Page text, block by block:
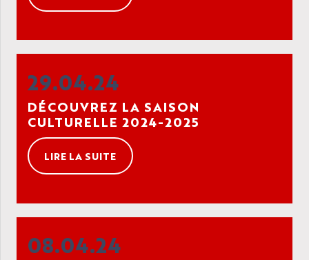
29.04.24
DÉCOUVREZ LA SAISON
CULTURELLE 2024-2025
LIRE LA SUITE
08.04.24